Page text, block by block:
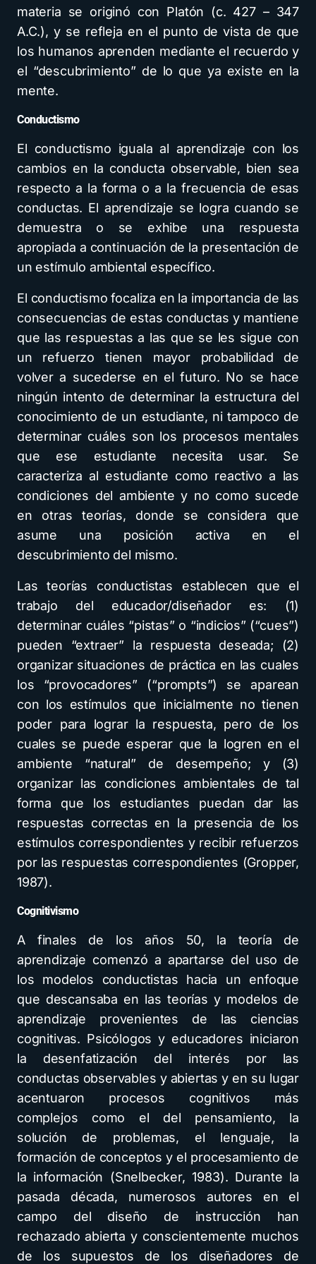
materia se originó con Platón (c. 427 – 347
A.C.), y se refleja en el punto de vista de que
los humanos aprenden mediante el recuerdo y
el “descubrimiento” de lo que ya existe en la
mente.
Conductismo
El conductismo iguala al aprendizaje con los
cambios en la conducta observable, bien sea
respecto a la forma o a la frecuencia de esas
conductas. El aprendizaje se logra cuando se
demuestra o se exhibe una respuesta
apropiada a continuación de la presentación de
un estímulo ambiental específico.
El conductismo focaliza en la importancia de las
consecuencias de estas conductas y mantiene
que las respuestas a las que se les sigue con
un refuerzo tienen mayor probabilidad de
volver a sucederse en el futuro. No se hace
ningún intento de determinar la estructura del
conocimiento de un estudiante, ni tampoco de
determinar cuáles son los procesos mentales
que ese estudiante necesita usar. Se
caracteriza al estudiante como reactivo a las
condiciones del ambiente y no como sucede
en otras teorías, donde se considera que
asume una posición activa en el
descubrimiento del mismo.
Las teorías conductistas establecen que el
trabajo del educador/diseñador es: (1)
determinar cuáles “pistas” o “indicios” (“cues”)
pueden “extraer” la respuesta deseada; (2)
organizar situaciones de práctica en las cuales
los “provocadores” (“prompts”) se aparean
con los estímulos que inicialmente no tienen
poder para lograr la respuesta, pero de los
cuales se puede esperar que la logren en el
ambiente “natural” de desempeño; y (3)
organizar las condiciones ambientales de tal
forma que los estudiantes puedan dar las
respuestas correctas en la presencia de los
estímulos correspondientes y recibir refuerzos
por las respuestas correspondientes (Gropper,
1987).
Cognitivismo
A finales de los años 50, la teoría de
aprendizaje comenzó a apartarse del uso de
los modelos conductistas hacia un enfoque
que descansaba en las teorías y modelos de
aprendizaje provenientes de las ciencias
cognitivas. Psicólogos y educadores iniciaron
la desenfatización del interés por las
conductas observables y abiertas y en su lugar
acentuaron procesos cognitivos más
complejos como el del pensamiento, la
solución de problemas, el lenguaje, la
formación de conceptos y el procesamiento de
la información (Snelbecker, 1983). Durante la
pasada década, numerosos autores en el
campo del diseño de instrucción han
rechazado abierta y conscientemente muchos
de los supuestos de los diseñadores de